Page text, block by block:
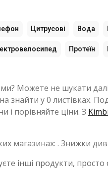
Цитрусові Вода
Протеїн
Можете не шукати
у 0 листівках.
і порівняйте ціни. З
магазинах: . Знижки
інші продукти,